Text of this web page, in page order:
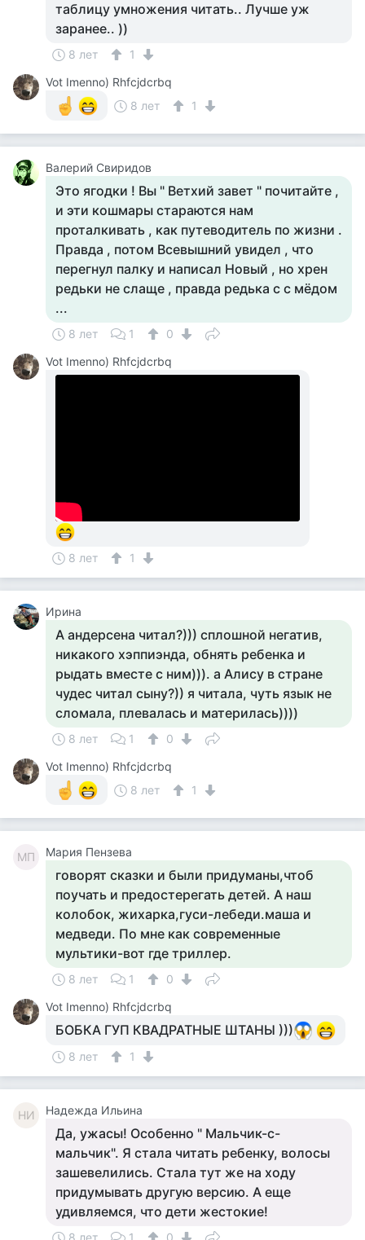
таблицу умножения читать.. Лучше уж
заранее.. ))
8 лет
1
Vot Imenno) Rhfcjdcrbq
8 лет
1
Валерий Свиридов
Это ягодки ! Вы " Ветхий завет " почитайте ,
и эти кошмары стараются нам
проталкивать , как путеводитель по жизни .
Правда , потом Всевышний увидел , что
перегнул палку и написал Новый , но хрен
редьки не слаще , правда редька с с мёдом
...
8 лет 1
0
Vot Imenno) Rhfcjdcrbq
8 лет 1
Ирина
А андерсена читал?))) сплошной негатив,
никакого хэппиэнда, обнять ребенка и
рыдать вместе с ним))). а Алису в стране
чудес читал сыну?)) я читала, чуть язык не
сломала, плевалась и материлась))))
8 лет 1
0
Vot Imenno) Rhfcjdcrbq
8 лет
1
МП Мария Пензева
говорят сказки и были придуманы,чтоб
поучать и предостерегать детей. А наш
колобок, жихарка,гуси-лебеди.маша и
медведи. По мне как современные
мультики-вот где триллер.
8 лет 1
0
Vot Imenno) Rhfcjdcrbq
БОБКА ГУП КВАДРАТНЫЕ ШТАНЫ )))
8 лет 1
НИ Надежда Ильина
Да, ужасы! Особенно " Мальчик-с-
мальчик". Я стала читать ребенку, волосы
зашевелились. Стала тут же на ходу
придумывать другую версию. А еще
удивляемся, что дети жестокие!
8 лет 1 0